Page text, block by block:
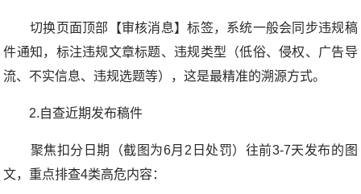
切换页面顶部【审核消息】标签，系统一般会同步违规稿
件通知，标注违规文章标题、违规类型（低俗、侵权、广告导
流、不实信息、违规选题等），这是最精准的溯源方式。
2.自查近期发布稿件
聚焦扣分日期（截图为6月2日处罚）往前3-7天发布的图
文，重点排查4类高危内容：